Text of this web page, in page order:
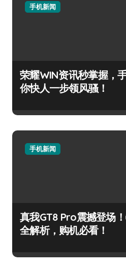
手机新闻
荣耀WIN资讯秒掌握，
你快人一步领风骚！
手机新闻
真我GT8 Pro震撼登场
全解析，购机必看！